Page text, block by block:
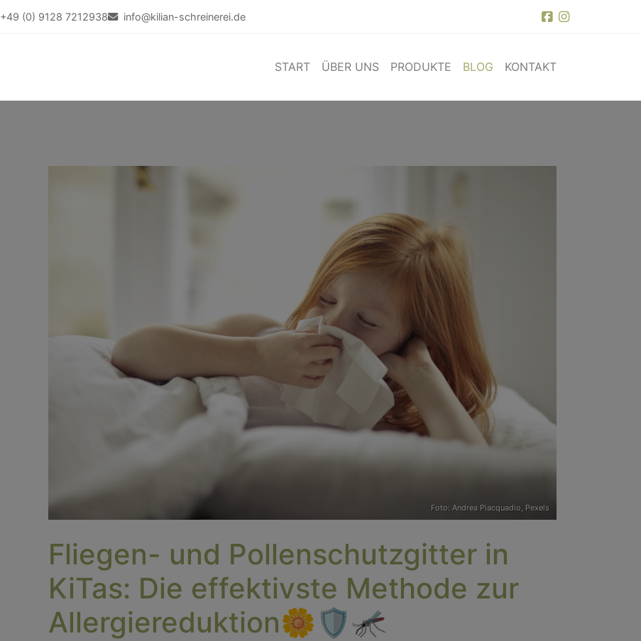
+49 (0) 9128 7212938 info@kilian-schreinerei.de
START ÜBER UNS PRODUKTE BLOG KONTAKT
Foto: Andrea Piacquadio, Pexels
Fliegen- und Pollenschutzgitter in
KiTas: Die effektivste Methode zur
Allergiereduktion🌼🛡️🦟